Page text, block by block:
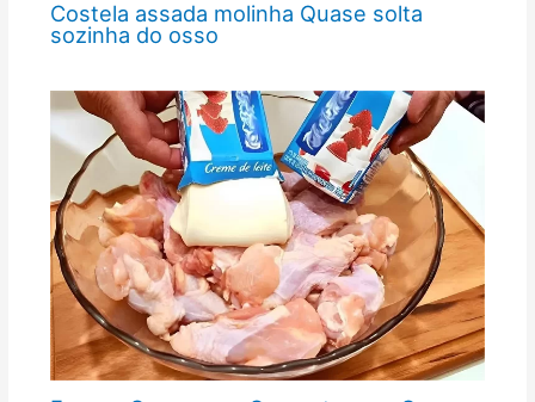
Costela assada molinha Quase solta
sozinha do osso